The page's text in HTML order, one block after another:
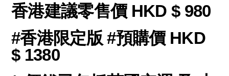
香港建議零售價 HKD $ 980
#香港限定版 #預購價 HKD
$ 1380